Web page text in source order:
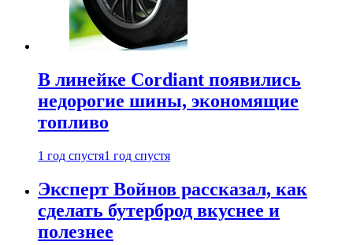
В линейке Cordiant появились
недорогие шины, экономящие
топливо
1 год спустя1 год спустя
Эксперт Войнов рассказал, как
сделать бутерброд вкуснее и
полезнее